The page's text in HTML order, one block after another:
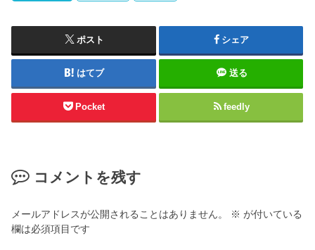
ポスト シェア
はてブ 送る
Pocket feedly
コメントを残す
メールアドレスが公開されることはありません。 ※ が付いている
欄は必須項目です